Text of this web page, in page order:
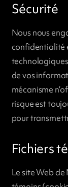
Sécurité
Nous nous
confidentialité
de vos
mécanisme
risque est
pour
Fichiers
Le site Web